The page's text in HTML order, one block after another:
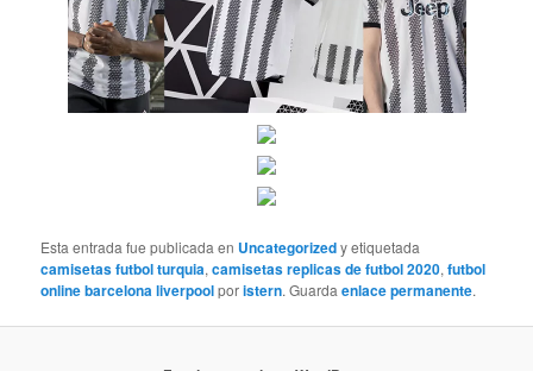
Esta entrada fue publicada en Uncategorizedy etiquetada
camisetas futbol turquia,camisetas replicas de futbol 2020,futbol
online barcelona liverpoolporistern. Guardaenlace permanente.